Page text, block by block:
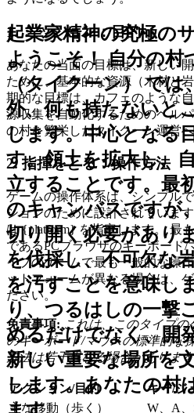
起業家精神の究極の
ようこそ！自分の村
（タイクーン）では
外、何も持たないと
します。中心となる
す。領土を拡大し、
立することです。最
のキャンバスですが
切り開く必要があり
を伐採し、不可欠な
を汚すことを意味し
り、つるはしの一撃
めるだけでなく、開
新しい重要な場所を
します。あなたの村
1. ミッション：目的
あなたの当面の目標は、新しい
ために、基本的な資源（木材と
期的な目標は、カフェのような
源収集を自動化するためのヘル
の村を繁栄したタイクーン運営
2. 指揮をとる：操作方法
ゲームの操作体系は、シンプル
ションのために設計されていま
は {platform} を指定します。 最
であるPCブラウザのキーボード/
イプのゲームで最も一般的な操
ットフォームが異なる場合は、
ださい。
免責事項: これは、このタイプの
のキーボード/マウスの標準的な
方法は若干異なる場合がありま
アクション/目的
キー/ジ
主な移動（歩く）
W、A